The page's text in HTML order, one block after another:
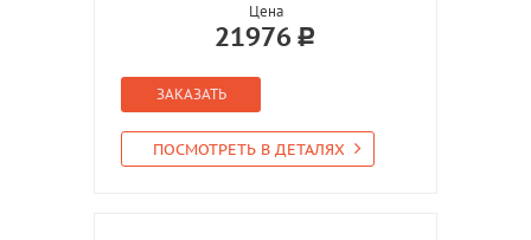
Цена
21976
ЗАКАЗАТЬ
ПОСМОТРЕТЬ В ДЕТАЛЯХ